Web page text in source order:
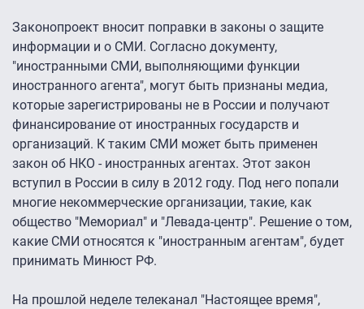
Законопроект вносит поправки в законы о защите
информации и о СМИ. Согласно документу,
"иностранными СМИ, выполняющими функции
иностранного агента", могут быть признаны медиа,
которые зарегистрированы не в России и получают
финансирование от иностранных государств и
организаций. К таким СМИ может быть применен
закон об НКО - иностранных агентах. Этот закон
вступил в России в силу в 2012 году. Под него попали
многие некоммерческие организации, такие, как
общество "Мемориал" и "Левада-центр". Решение о том,
какие СМИ относятся к "иностранным агентам", будет
принимать Минюст РФ.
На прошлой неделе телеканал "Настоящее время",